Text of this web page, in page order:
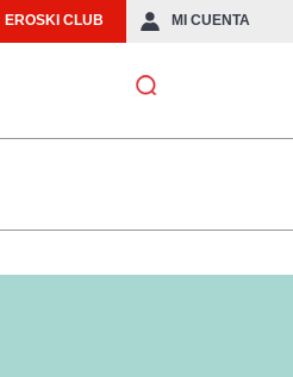
EROSKI CLUB MI CUENTA